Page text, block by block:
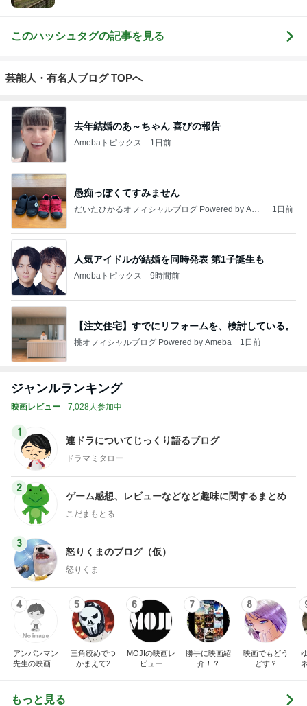
このハッシュタグの記事を見る
芸能人・有名人ブログ TOPへ
去年結婚のあ～ちゃん 喜びの報告
Amebaトピックス 1日前
愚痴っぽくてすみません
だいたひかるオフィシャルブログ Powered by Ame
1日前
人気アイドルが結婚を同時発表 第1子誕生も
Amebaトピックス 9時間前
【注文住宅】すでにリフォームを、検討している。
桃オフィシャルブログ Powered by Ameba 1日前
ジャンルランキング
映画レビュー 7,028人参加中
1
連ドラについてじっくり語るブログ
ドラマミタロー
2
ゲーム感想、レビューなどなど趣味に関するまとめ
こだまもとる
3
怒りくまのブログ（仮）
怒りくま
4
アンパンマン
先生の映画講
5
三角絞めでつ
かまえて2
6
MOJIの映画レ
ビュー
7
勝手に映画紹
介！？
8
映画でもどう
どす？
もっと見る